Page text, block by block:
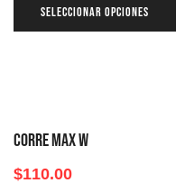
SELECCIONAR OPCIONES
CORRE MAX W
$110.00